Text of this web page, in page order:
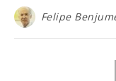
Felipe